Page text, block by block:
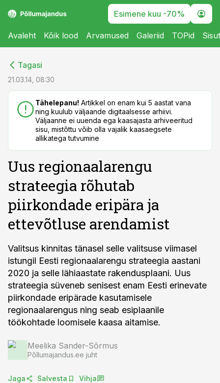
Esimene kuu -70%
Avaleht Kõik lood Arvamused Galeriid TOPid
Tagasi
21.03.14, 08:30
Tähelepanu! Artikkel on enam kui 5 aastat vana
ning kuulub väljaande digitaalsesse arhiivi.
Väljaanne ei uuenda ega kaasajasta arhiveeritud
sisu, mistõttu võib olla vajalik kaasaegsete
allikatega tutvumine
Uus regionaalarengu
strateegia rõhutab
piirkondade eripära ja
ettevõtluse arendamist
Valitsus kinnitas tänasel selle valitsuse viimasel
istungil Eesti regionaalarengu strateegia aastani
2020 ja selle lähiaastate rakendusplaani. Uus
strateegia süveneb senisest enam Eesti erinevate
piirkondade eripärade kasutamisele
regionaalarengus ning seab esiplaanile
töökohtade loomisele kaasa aitamise.
Meelika Sander-Sõrmus
Põllumajandus.ee juht
Jaga Salvesta Vihja